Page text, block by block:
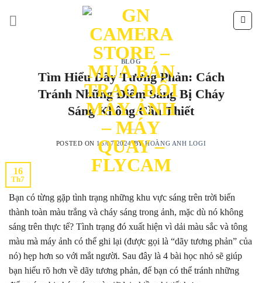
BLOG
Tìm Hiểu Dãy Tương Phản: Cách
Tránh Những Điểm Sáng Bị Cháy
Sáng Không Cần Thiết
POSTED ON 16/07/2024 BYHOÀNG ANH LOGI
16
Th7
Bạn có từng gặp tình trạng những khu vực sáng trên trời biến
thành toàn màu trắng và cháy sáng trong ảnh, mặc dù nó không
sáng trên thực tế? Tình trạng đó xuất hiện vì dải màu sắc và tông
màu mà máy ảnh có thể ghi lại (được gọi là “dãy tương phản” của
nó) hẹp hơn so với mắt người. Sau đây là 4 bài học nhỏ sẽ giúp
bạn hiểu rõ hơn về dãy tương phản, để bạn có thể tránh những